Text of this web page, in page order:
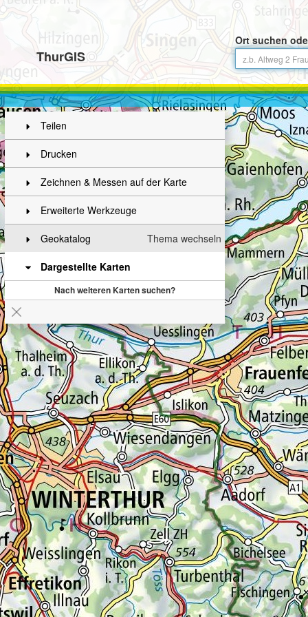
ThurGIS
Ort suchen
Teilen
Drucken
Zeichnen & Messen auf der Karte
Erweiterte Werkzeuge
Thema wechseln
Geokatalog
Dargestellte Karten
Nach weiteren Karten suchen?